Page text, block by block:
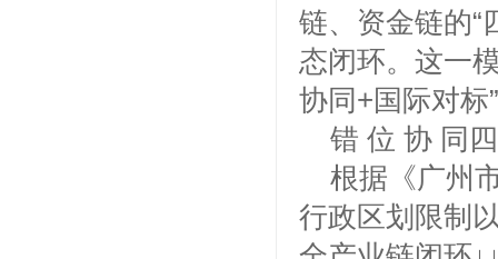
链、资金链的“
态闭环。这一
协同+国际对标
错 位 协 同
根据《广州
行政区划限制